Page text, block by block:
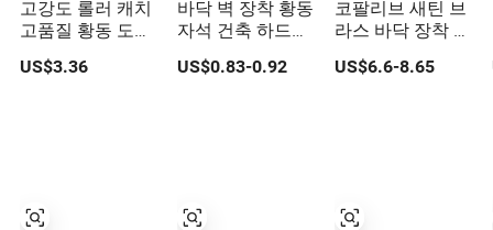
고강도 롤러 캐치
고품질 황동 도어
스토퍼 B-DS54-
SN
US$3.36
바닥 벽 장착 황동
자석 건축 하드웨
어 스테인리스 스
틸 고무 아연 합금
US$0.83-0.92
코팔리브 새틴 브
라스 바닥 장착 고
무 나사형 문 스톱
퍼 침실 욕실 실내
US$6.6-8.65